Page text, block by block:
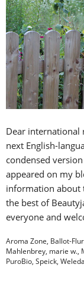
Dear international
next English-
condensed
appeared on my
information about
the best of
everyone and
Aroma Zone, Ballot-
Mahlenbrey, marie w.,
PuroBio, Speick, Weleda